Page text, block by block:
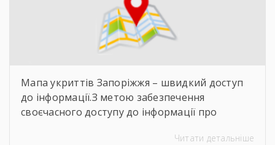
Мапа укриттів Запоріжжя – швидкий доступ
до інформації.З метою забезпечення
своєчасного доступу до інформації про
пропонуємо скористатися інтерактивною
Читати детальніше